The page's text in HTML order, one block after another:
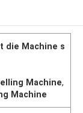
die Machine s
Machine,
Machine